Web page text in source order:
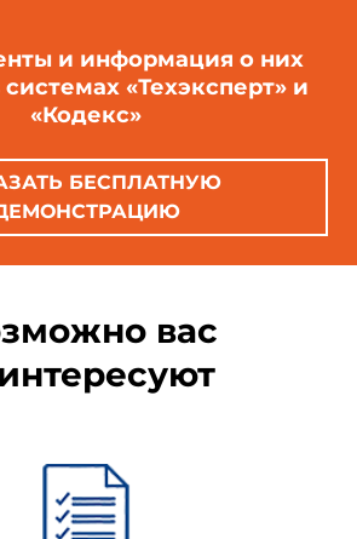
и информация о них
«Техэксперт» и
«Кодекс»
БЕСПЛАТНУЮ
вас